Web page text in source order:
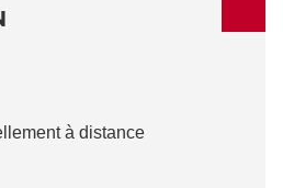
à distance